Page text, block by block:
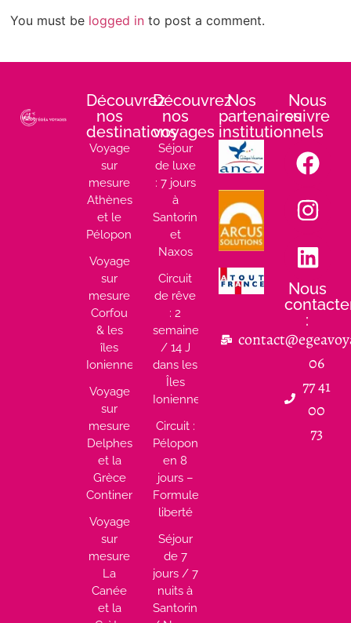
You must be logged in to post a comment.
Découvrez
nos
destinations
Voyage
sur
mesure
Athènes
et le
Péloponnèse
Voyage
sur
mesure
Corfou
& les
îles
Ioniennes
Voyage
sur
mesure
Delphes
et la
Grèce
Continentale
Voyage
sur
mesure
La
Canée
et la
Découvrez
nos
voyages
Séjour
de luxe
: 7 jours
à
Santorin
et
Naxos
Circuit
de rêve
: 2
semaines
/ 14 J
dans les
Îles
Ioniennes
Circuit :
Péloponnèse
en 8
jours –
Formule
liberté
Séjour
de 7
jours / 7
nuits à
Santorin
Nos
partenaires
institutionnels
Nous
suivre
:
Nous
:
06
77 41
00
73